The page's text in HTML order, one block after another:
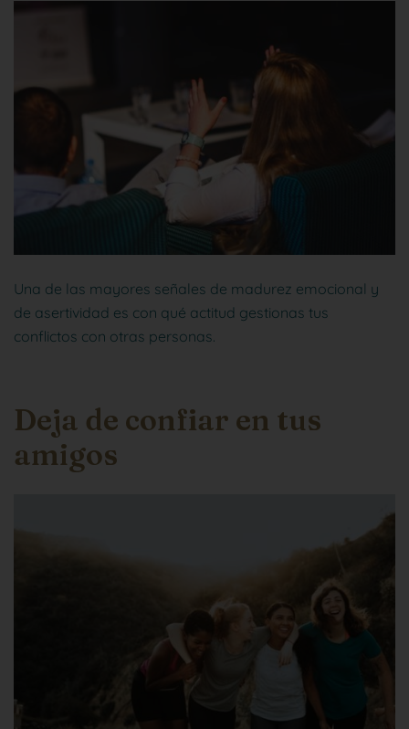
Una de las mayores señales de madurez emocional y
de asertividad es con qué actitud gestionas tus
conflictos con otras personas.
Deja de confiar en tus
amigos